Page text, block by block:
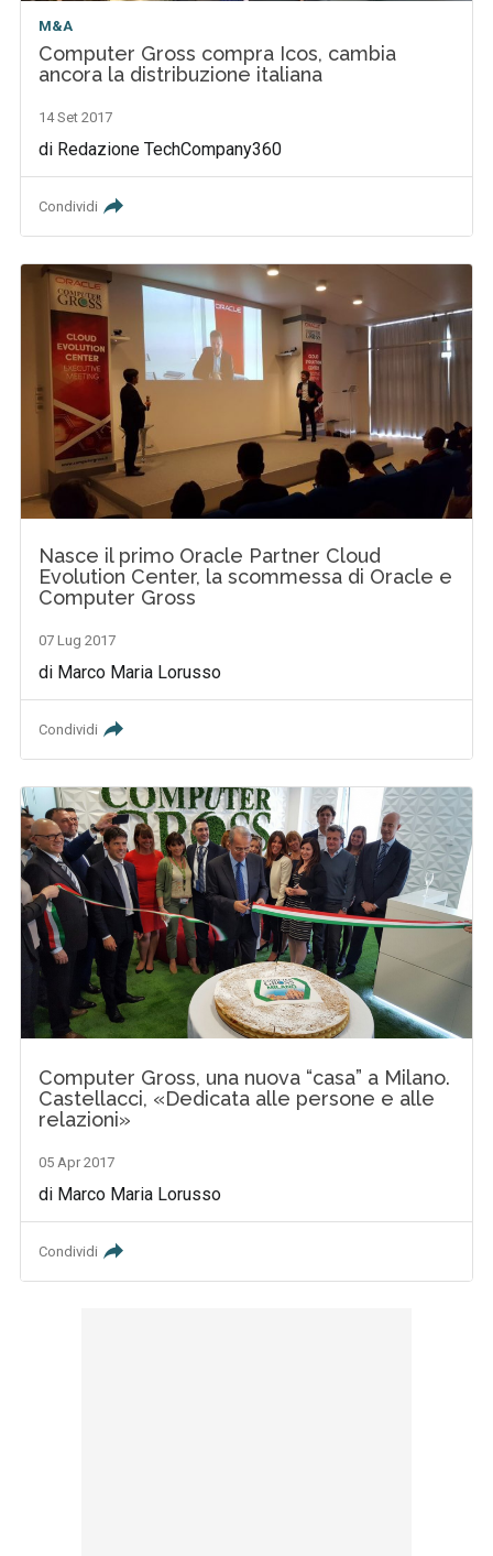
M&A
Computer Gross compra Icos, cambia
ancora la distribuzione italiana
14 Set 2017
di Redazione TechCompany360
Condividi
Nasce il primo Oracle Partner Cloud
Evolution Center, la scommessa di Oracle e
Computer Gross
07 Lug 2017
di Marco Maria Lorusso
Condividi
Computer Gross, una nuova “casa” a Milano.
Castellacci, «Dedicata alle persone e alle
relazioni»
05 Apr 2017
di Marco Maria Lorusso
Condividi